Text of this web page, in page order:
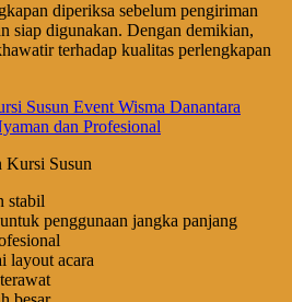
diperiksa sebelum pengiriman
siap digunakan. Dengan demikian,
terhadap kualitas perlengkapan
Susun
stabil
penggunaan jangka panjang
layout acara